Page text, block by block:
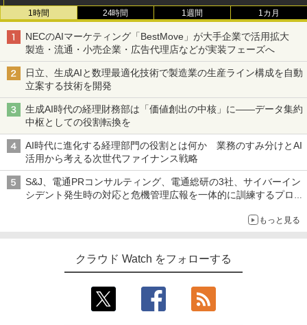
1時間 24時間 1週間 1カ月
NECのAIマーケティング「BestMove」が大手企業で活用拡大
製造・流通・小売企業・広告代理店などが実装フェーズへ
日立、生成AIと数理最適化技術で製造業の生産ライン構成を自動
立案する技術を開発
生成AI時代の経理財務部は「価値創出の中核」に――データ集約
中枢としての役割転換を
AI時代に進化する経理部門の役割とは何か 業務のすみ分けとAI
活用から考える次世代ファイナンス戦略
S&J、電通PRコンサルティング、電通総研の3社、サイバーイン
シデント発生時の対応と危機管理広報を一体的に訓練するプログ
もっと見る
クラウド Watch をフォローする